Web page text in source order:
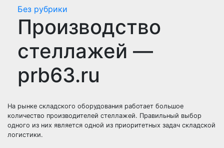
Без рубрики
Производство
стеллажей —
prb63.ru
На рынке складского оборудования работает большое
количество производителей стеллажей. Правильный выбор
одного из них является одной из приоритетных задач складской
логистики.